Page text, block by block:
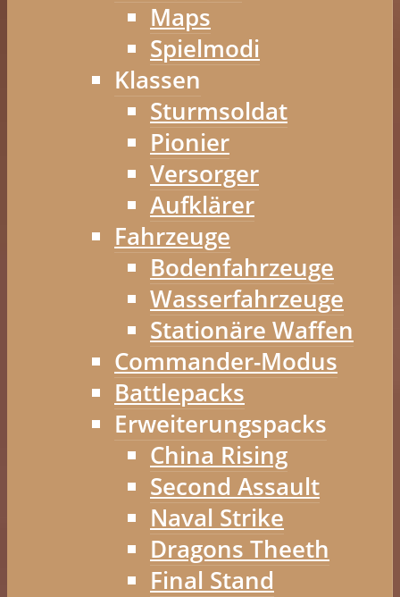
Maps
Spielmodi
Klassen
Sturmsoldat
Pionier
Versorger
Aufklärer
Fahrzeuge
Bodenfahrzeuge
Wasserfahrzeuge
Stationäre Waffen
Commander-Modus
Battlepacks
Erweiterungspacks
China Rising
Second Assault
Naval Strike
Dragons Theeth
Final Stand